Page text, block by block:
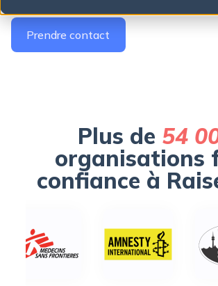
There are no suggestions because the
Prendre contact
Plus de 54
organisations
confiance à